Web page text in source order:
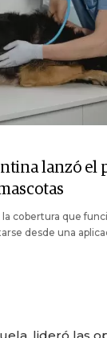
lanzó el
cobertura que
desde una